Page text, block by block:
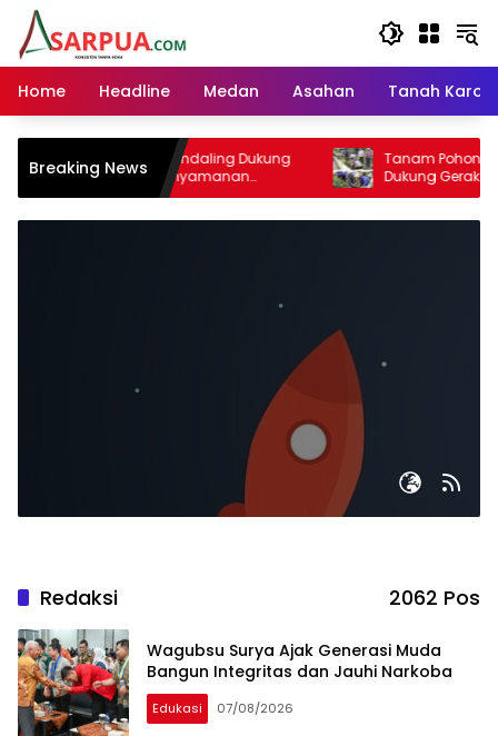
Langsung
konten
Home
Headline Medan Asahan Tanah Karo
Breaking News
Jalan Gundaling Dukung
Wisata dan Kenyamanan
Tanam Pohon
Dukung Gerakan
Redaksi 2062 Pos
Wagubsu Surya Ajak Generasi Muda
Bangun Integritas dan Jauhi Narkoba
Edukasi 07/08/2026